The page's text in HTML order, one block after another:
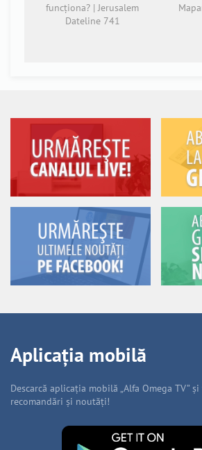
funcționa? | Jerusalem
Dateline 741
Aplicația mobilă
Descarcă aplicația mobilă „Alfa Omega TV”
recomandări și noutăți!